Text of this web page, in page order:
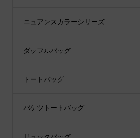
ニュアンスカラーシリーズ
ダッフルバッグ
トートバッグ
バケツトートバッグ
リュックバッグ